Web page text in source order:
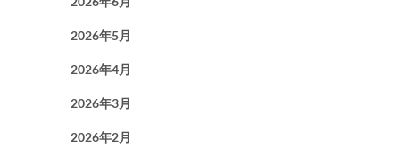
2026年5月
2026年4月
2026年3月
2026年2月